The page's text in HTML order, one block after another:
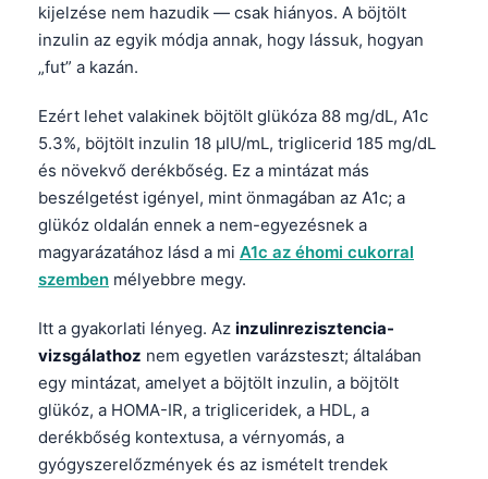
kijelzése nem hazudik — csak hiányos. A böjtölt
inzulin az egyik módja annak, hogy lássuk, hogyan
„fut” a kazán.
Ezért lehet valakinek böjtölt glükóza 88 mg/dL, A1c
5.3%, böjtölt inzulin 18 µIU/mL, triglicerid 185 mg/dL
és növekvő derékbőség. Ez a mintázat más
beszélgetést igényel, mint önmagában az A1c; a
glükóz oldalán ennek a nem-egyezésnek a
magyarázatához lásd a mi A1c az éhomi cukorral
szemben mélyebbre megy.
Itt a gyakorlati lényeg. Az inzulinrezisztencia-
vizsgálathoz nem egyetlen varázsteszt; általában
egy mintázat, amelyet a böjtölt inzulin, a böjtölt
glükóz, a HOMA-IR, a trigliceridek, a HDL, a
derékbőség kontextusa, a vérnyomás, a
gyógyszerelőzmények és az ismételt trendek